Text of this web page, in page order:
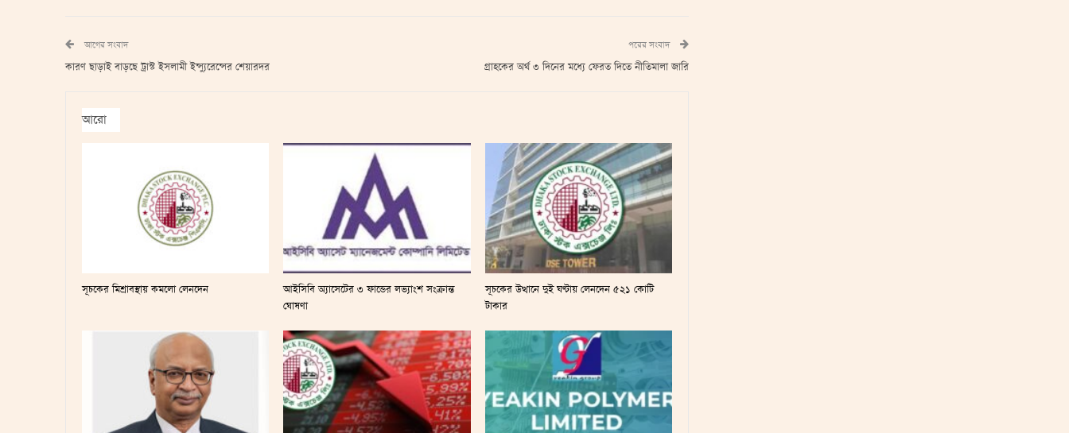
আগের সংবাদ
কারণ ছাড়াই বাড়ছে ট্রাস্ট ইসলামী ইন্স্যুরেন্সের শেয়ারদর
পরের সংবাদ
গ্রাহকের অর্থ ৩ দিনের মধ্যে ফেরত দিতে নীতিমালা জারি
আরো
সূচকের মিশ্রাবস্থায় কমলো লেনদেন
আইসিবি অ্যাসেটের ৩ ফান্ডের লভ্যাংশ সংক্রান্ত
ঘোষণা
সূচকের উত্থানে দুই ঘণ্টায় লেনদেন ৫২১ কোটি
টাকার